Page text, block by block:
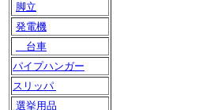
脚立
発電機
台車
パイプハンガー
スリッパ
選挙用品